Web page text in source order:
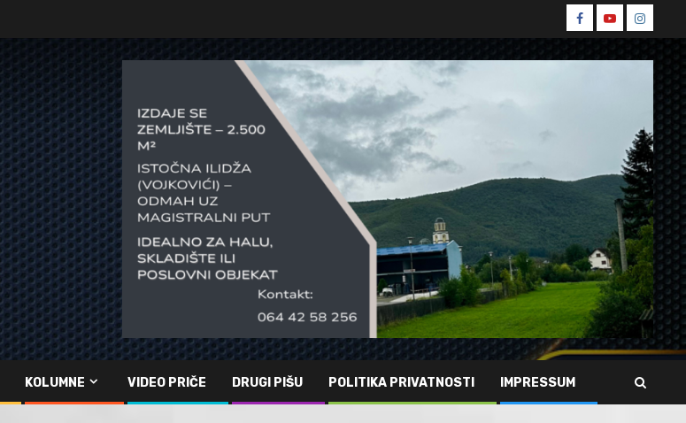
Spin
Facebook
Spin
Youtube
Spin
KOLUMNE VIDEO PRIČE DRUGI PIŠU POLITIKA PRIVATNOSTI IMPRESSUM